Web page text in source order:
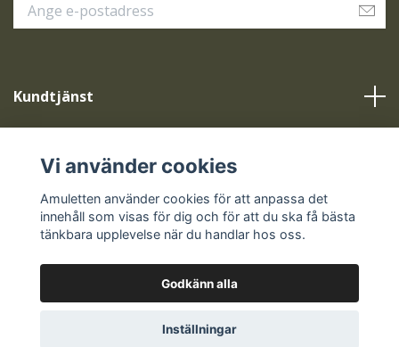
Kundtjänst
Sociala medier
© 2026 Amuletten
Vi använder cookies
Amuletten använder cookies för att anpassa det
innehåll som visas för dig och för att du ska få bästa
tänkbara upplevelse när du handlar hos oss.
Godkänn alla
Inställningar